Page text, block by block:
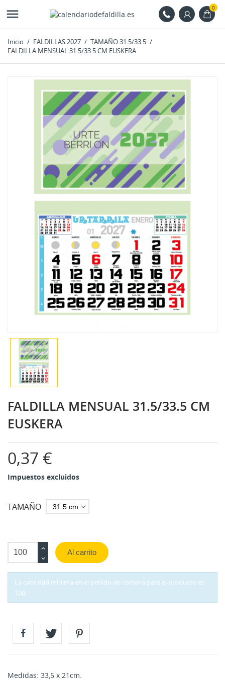
 0
Inicio FALDILLAS 2027
TAMAÑO 31.5/33.5
FALDILLA MENSUAL 31.5/33.5 CM EUSKERA
FALDILLA MENSUAL 31.5/33.5 CM
EUSKERA
0,37 €
Impuestos excluidos
TAMAÑO
Al carrito
La cantidad mínima en el pedido de compra para el producto es
100.
Medidas: 33,5 x 21cm.